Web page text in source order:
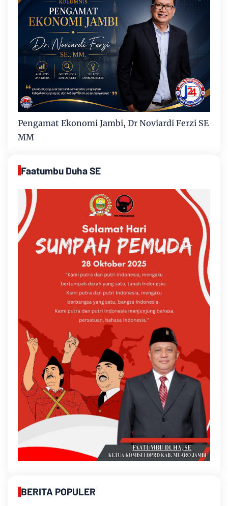
Pengamat Ekonomi Jambi, Dr Noviardi Ferzi SE
MM
Faatumbu Duha SE
BERITA POPULER